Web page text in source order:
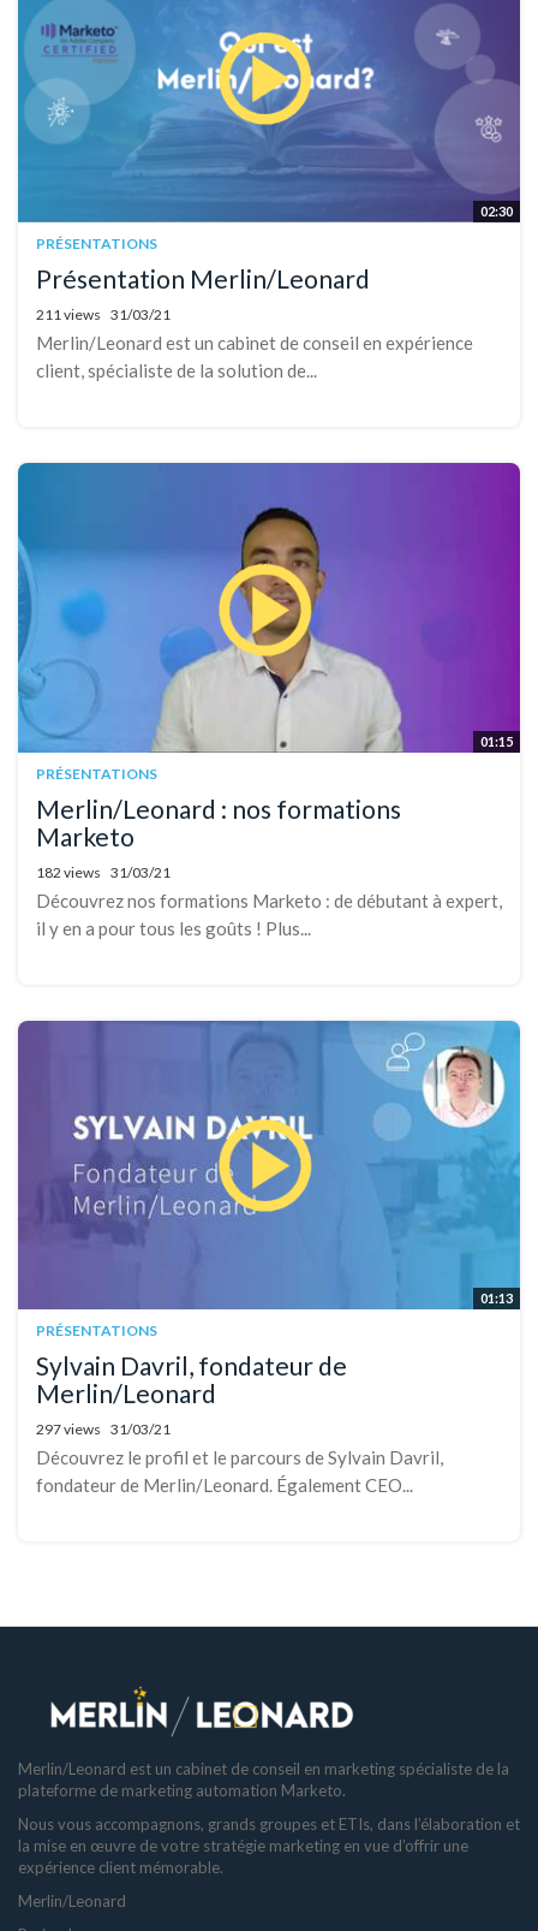
02:30
PRÉSENTATIONS
Présentation Merlin/Leonard
211 views 31/03/21
Merlin/Leonard est un cabinet de conseil en expérience
client, spécialiste de la solution de...
01:15
PRÉSENTATIONS
Merlin/Leonard : nos formations
Marketo
182 views 31/03/21
Découvrez nos formations Marketo : de débutant à expert,
il y en a pour tous les goûts ! Plus...
01:13
PRÉSENTATIONS
Sylvain Davril, fondateur de
Merlin/Leonard
297 views 31/03/21
Découvrez le profil et le parcours de Sylvain Davril,
fondateur de Merlin/Leonard. Également CEO...
Merlin/Leonard est un cabinet de conseil en marketing spécialiste de la
plateforme de marketing automation Marketo.
Nous vous accompagnons, grands groupes et ETIs, dans l’élaboration et
la mise en œuvre de votre stratégie marketing en vue d’offrir une
expérience client mémorable.
Merlin/Leonard